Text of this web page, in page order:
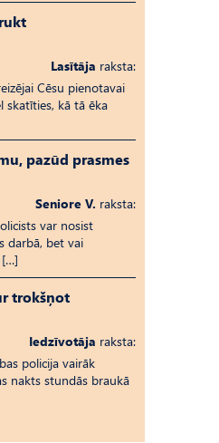
Lasītāja raksta:
Cēsu pienotavai
skatīties, kā tā ēka
pazūd prasmes
Seniore V. raksta:
var nosist
darbā, bet vai
[…]
trokšņot
Iedzīvotāja raksta:
policija vairāk
nakts stundās braukā